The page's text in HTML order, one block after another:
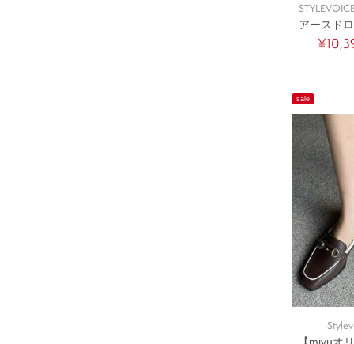
アースド
sale